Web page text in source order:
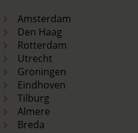
Amsterdam
Den Haag
Rotterdam
Utrecht
Groningen
Eindhoven
Tilburg
Almere
Breda